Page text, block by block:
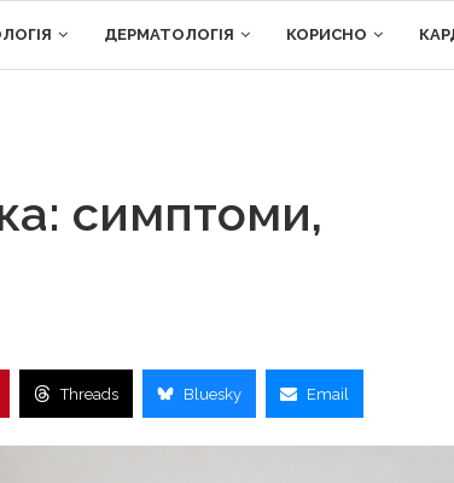
ДЕРМАТОЛОГІЯ КОРИСНО
симптоми,
Threads Bluesky Email